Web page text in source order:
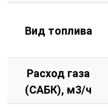
Вид топлива
Расход газа
(САБК), м3/ч